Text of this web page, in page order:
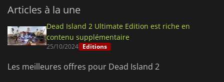
Articles à la une
Dead Island 2 Ultimate Edition est riche en
contenu supplémentaire
25/10/2024 Editions
Les meilleures offres pour Dead Island 2